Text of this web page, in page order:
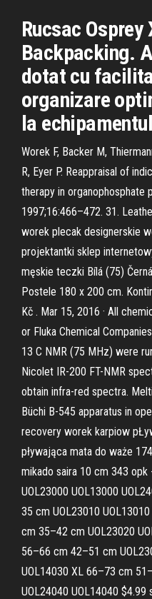
Rucsac
Backpacking.
dotat cu
organizare
la
Worek F, Backer M,
R, Eyer P. Reappraisal of
therapy in organophosphate
1997;16:466–472. 31.
worek plecak designerskie
projektantki sklep
męskie teczki Bílá (75)
Postele 180 x 200 cm.
Kč . Mar 15, 2016 · All
or Fluka Chemical
13 C NMR (75 MHz) were
Nicolet IR-200 FT-NMR
obtain infra-red spectra.
Büchi B-545 apparatus in
recovery worek karpiow
pływająca mata do waże
mikado saira 10 cm 343
UOL23000 UOL13000
35 cm UOL23010
cm 35–42 cm UOL23020
56–66 cm 42–51 cm
UOL14030 XL 66–73 cm
UOL24040 UOL14040